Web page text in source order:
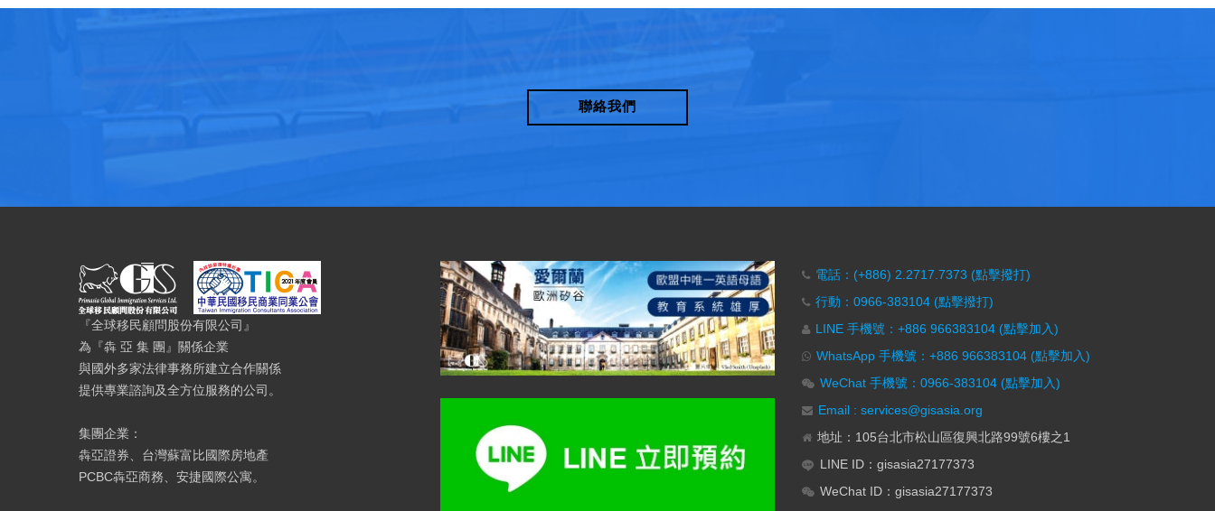
聯絡我們
『全球移民顧問股份有限公司』
為『犇 亞 集 團』關係企業
與國外多家法律事務所建立合作關係
提供專業諮詢及全方位服務的公司。
集團企業：
犇亞證券、台灣蘇富比國際房地產
PCBC犇亞商務、安捷國際公寓。
電話：(+886) 2.2717.7373 (點擊撥打)
行動：0966-383104 (點擊撥打)
LINE 手機號：+886 966383104 (點擊加入)
WhatsApp 手機號：+886 966383104 (點擊加入)
WeChat 手機號：0966-383104 (點擊加入)
Email : services@gisasia.org
地址：105台北市松山區復興北路99號6樓之1
LINE ID：gisasia27177373
WeChat ID：gisasia27177373